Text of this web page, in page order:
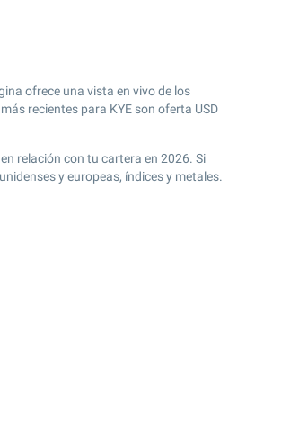
ofrece una vista en vivo de los
más recientes para KYE son oferta USD
relación con tu cartera en 2026. Si
y europeas, índices y metales.